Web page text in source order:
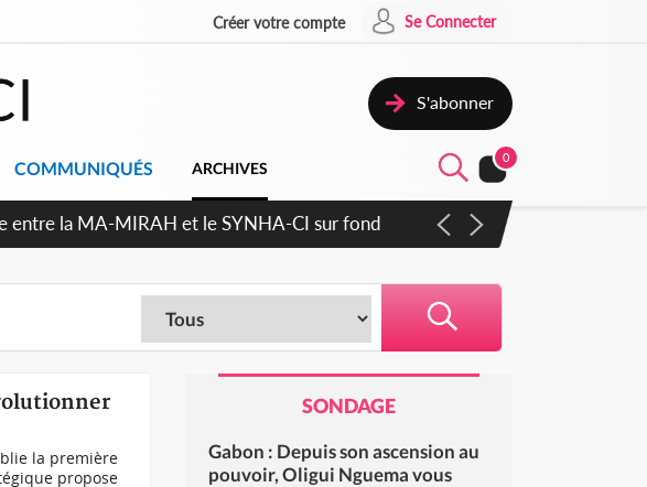
Créer votre compte Se Connecter
S'abonner
COMMUNIQUÉS ARCHIVES
0
démocratique plus apaisé
la première
propose
SONDAGE
Gabon : Depuis son ascension au
pouvoir, Oligui Nguema vous